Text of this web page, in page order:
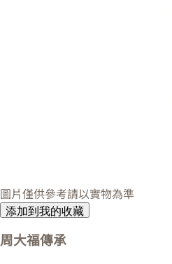
圖片僅供參考請以實物為準
添加到我的收藏
周大福傳承